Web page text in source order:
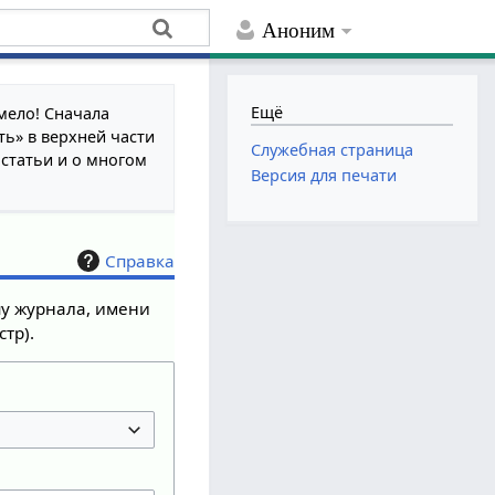
Аноним
Сначала
в верхней части
и о многом
Справка
журнала, имени
Ещё
Служебная страница
Версия для печати